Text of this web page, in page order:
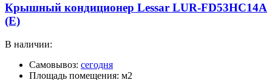
Крышный кондиционер Lessar LUR-FD53HC14A
(E)
В наличии:
Самовывоз: сегодня
Площадь помещения: м2